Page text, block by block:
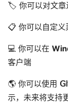
🏷️ 你可以对文章
📋 你可以自定
💻 你可以在
客户端
🌎 你可以使用
示，未来将支持